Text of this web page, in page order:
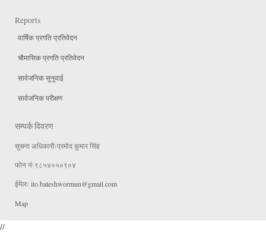
Reports
वार्षिक प्रगति प्रतिवेदन
चौमासिक प्रगति प्रतिवेदन
सार्वजनिक सुनुवाई
सार्वजनिक परीक्षण
सम्पर्क विवरण
सुचना अधिकारीःप्रमोद कुमार सिंह
फोन नंः९८५४०५०९०४
ईमेलः ito.bateshwormun@gmail.com
Map
//